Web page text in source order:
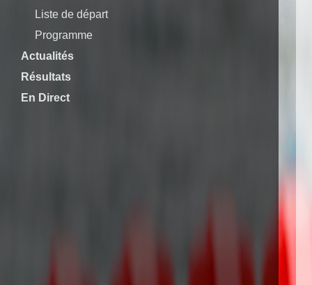
Liste de départ
Programme
Actualités
Résultats
En Direct